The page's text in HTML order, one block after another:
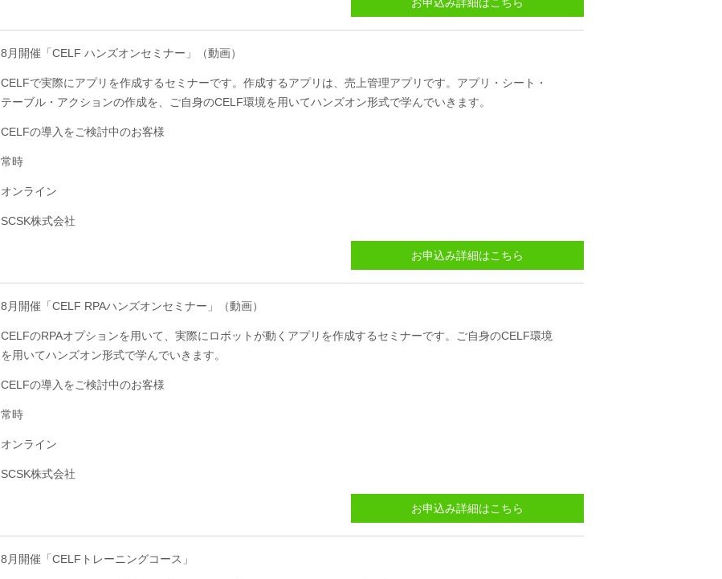
8月開催「CELF ハンズオンセミナー」（動画）
CELFで実際にアプリを作成するセミナーです。作成するアプリは、売上管理アプリです。アプリ・シート・
テーブル・アクションの作成を、ご自身のCELF環境を用いてハンズオン形式で学んでいきます。
CELFの導入をご検討中のお客様
常時
オンライン
SCSK株式会社
お申込み詳細はこちら
8月開催「CELF RPAハンズオンセミナー」（動画）
CELFのRPAオプションを用いて、実際にロボットが動くアプリを作成するセミナーです。ご自身のCELF環境
を用いてハンズオン形式で学んでいきます。
CELFの導入をご検討中のお客様
常時
オンライン
SCSK株式会社
お申込み詳細はこちら
8月開催「CELFトレーニングコース」